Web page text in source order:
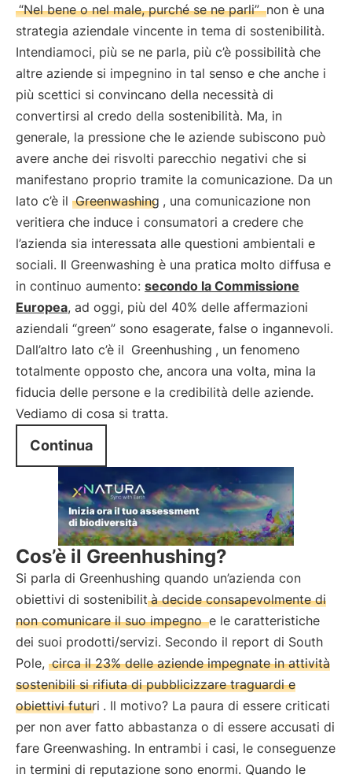
“Nel bene o nel male, purché se ne parli” non è una
strategia aziendale vincente in tema di sostenibilità.
Intendiamoci, più se ne parla, più c’è possibilità che
altre aziende si impegnino in tal senso e che anche i
più scettici si convincano della necessità di
convertirsi al credo della sostenibilità. Ma, in
generale, la pressione che le aziende subiscono può
avere anche dei risvolti parecchio negativi che si
manifestano proprio tramite la comunicazione. Da un
lato c’è il Greenwashing , una comunicazione non
veritiera che induce i consumatori a credere che
l’azienda sia interessata alle questioni ambientali e
sociali. Il Greenwashing è una pratica molto diffusa e
in continuo aumento: secondo la Commissione
Europea, ad oggi, più del 40% delle affermazioni
aziendali “green” sono esagerate, false o ingannevoli.
Dall’altro lato c’è il Greenhushing , un fenomeno
totalmente opposto che, ancora una volta, mina la
fiducia delle persone e la credibilità delle aziende.
Vediamo di cosa si tratta.
Continua
Cos’è il Greenhushing?
Si parla di Greenhushing quando un’azienda con
obiettivi di sostenibilit à decide consapevolmente di
non comunicare il suo impegno e le caratteristiche
dei suoi prodotti/servizi. Secondo il report di South
Pole, circa il 23% delle aziende impegnate in attività
sostenibili si rifiuta di pubblicizzare traguardi e
obiettivi futuri . Il motivo? La paura di essere criticati
per non aver fatto abbastanza o di essere accusati di
fare Greenwashing. In entrambi i casi, le conseguenze
in termini di reputazione sono enormi. Quando le